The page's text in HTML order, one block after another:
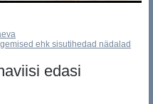
ehk sisutihedad nädalad
edasi